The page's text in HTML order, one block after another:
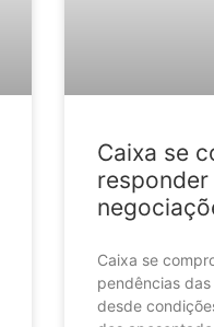
Caixa se
Caixa se
pendências
desde